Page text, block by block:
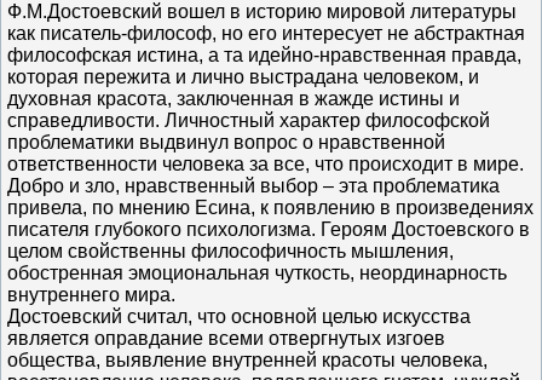
Ф.М.Достоевский вошел в историю мировой литературы
как писатель-философ, но его интересует не абстрактная
философская истина, а та идейно-нравственная правда,
которая пережита и лично выстрадана человеком, и
духовная красота, заключенная в жажде истины и
справедливости. Личностный характер философской
проблематики выдвинул вопрос о нравственной
ответственности человека за все, что происходит в мире.
Добро и зло, нравственный выбор – эта проблематика
привела, по мнению Есина, к появлению в произведениях
писателя глубокого психологизма. Героям Достоевского в
целом свойственны философичность мышления,
обостренная эмоциональная чуткость, неординарность
внутреннего мира.
Достоевский считал, что основной целью искусства
является оправдание всеми отвергнутых изгоев
общества, выявление внутренней красоты человека,